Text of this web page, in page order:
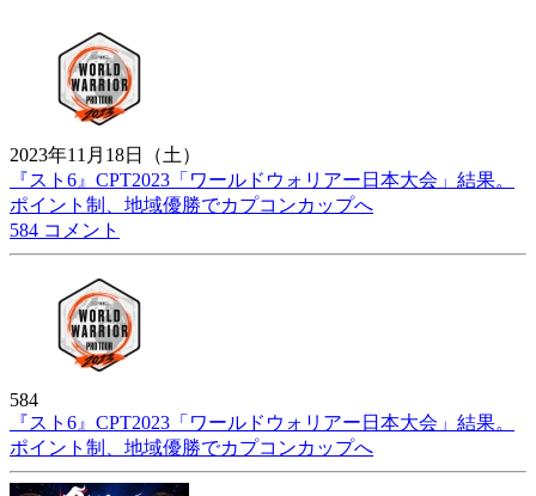
2023年11月18日（土）
『スト6』CPT2023「ワールドウォリアー日本大会」結果。
ポイント制、地域優勝でカプコンカップへ
584 コメント
584
『スト6』CPT2023「ワールドウォリアー日本大会」結果。
ポイント制、地域優勝でカプコンカップへ